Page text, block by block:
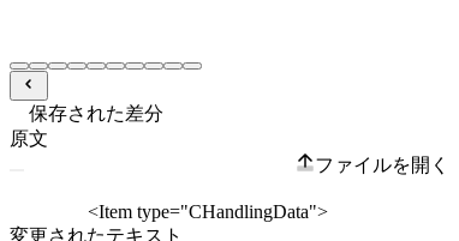
保存された差分
原文
ファイルを開く
変更されたテキスト